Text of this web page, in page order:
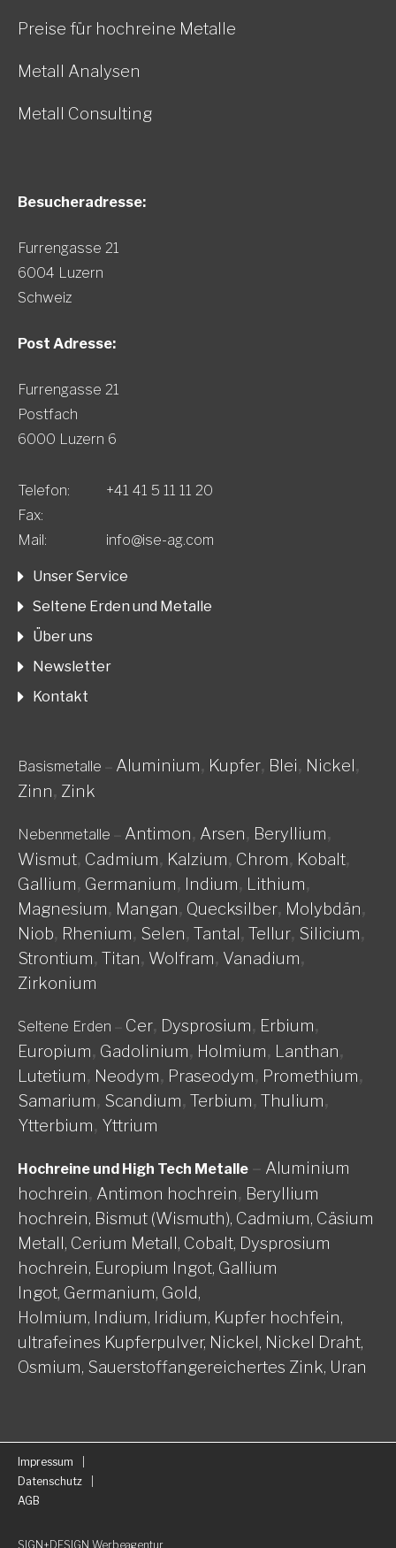
Preise für hochreine Metalle
Metall Analysen
Metall Consulting
Besucheradresse:
Furrengasse 21
6004 Luzern
Schweiz
Post Adresse:
Furrengasse 21
Postfach
6000 Luzern 6
Telefon:
+41 41 5 11 11 20
Fax:
Mail:
info@ise-ag.com
Unser Service
Seltene Erden und Metalle
Über uns
Newsletter
Kontakt
Basismetalle – Aluminium, Kupfer, Blei, Nickel,
Zinn, Zink
Nebenmetalle – Antimon, Arsen, Beryllium,
Wismut, Cadmium, Kalzium, Chrom, Kobalt,
Gallium, Germanium, Indium, Lithium,
Magnesium, Mangan, Quecksilber, Molybdän,
Niob, Rhenium, Selen, Tantal, Tellur, Silicium,
Strontium, Titan, Wolfram, Vanadium,
Zirkonium
Seltene Erden – Cer, Dysprosium, Erbium,
Europium, Gadolinium, Holmium, Lanthan,
Lutetium, Neodym, Praseodym, Promethium,
Samarium, Scandium, Terbium, Thulium,
Ytterbium, Yttrium
Hochreine und High Tech Metalle – Aluminium
hochrein, Antimon hochrein, Beryllium
hochrein, Bismut (Wismuth), Cadmium, Cäsium
Metall, Cerium Metall, Cobalt, Dysprosium
hochrein, Europium Ingot, Gallium
Ingot, Germanium, Gold,
Holmium, Indium, Iridium, Kupfer hochfein,
ultrafeines Kupferpulver, Nickel, Nickel Draht,
Osmium, Sauerstoffangereichertes Zink, Uran
Impressum
Datenschutz
AGB
SIGN+DESIGN Werbeagentur